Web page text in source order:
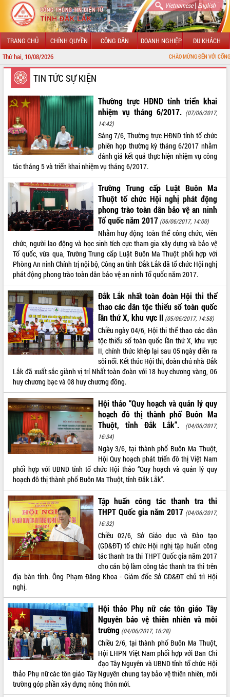
Vietnamese| English
TRANG CHỦ CHÍNH QUYỀN CÔNG DÂN DOANH NGHIỆP DU KHÁCH
Thứ hai, 10/08/2026 CHÀO MỪNG ĐẾN VỚI CỔNG THÔNG TIN ĐIỆN TỬ
GIỚI THIỆU
LÃNH ĐẠO UBND TỈNH
TIN TỨC SỰ KIỆN
SỞ, BAN, NGÀNH
THÔNG TIN CHỈ ĐẠO ĐIỀU HÀNH
HỆ THỐNG VĂN BẢN
VĂN BẢN HĐND TỈNH
ĐIỂM TIN VĂN BẢN
QUY HOẠCH - KẾ HOẠCH
VIDEO
Trailer Lễ hội Sầu riêng Đắk Lắk năm
2026
Khám bệnh, cấp phát thuốc miễn phí
và tặng quà người dân xã Cư Pui
Hội nghị UBND tỉnh Đắk Lắk thường kỳ
tháng 7/2026
Lễ truy tặng danh hiệu “Bà Mẹ Việt
Nam Anh hùng” và trao Huân chương
UBND tỉnh Đắk Lắk triển khai nhiệm
vụ 6 tháng cuối năm 2026
ALBUM ẢNH
TIN TỨC SỰ KIỆN
Thường trực HĐND tỉnh triển khai
nhiệm vụ tháng 6/2017. (07/06/2017,
14:42)
Sáng 7/6, Thường trực HĐND tỉnh tổ chức
phiên họp thường kỳ tháng 6/2017 nhằm
đánh giá kết quả thực hiện nhiệm vụ công
tác tháng 5 và triển khai nhiệm vụ tháng 6/2017.
Trường Trung cấp Luật Buôn Ma
Thuột tổ chức Hội nghị phát động
phong trào toàn dân bảo vệ an ninh
Tổ quốc năm 2017 (06/06/2017, 14:00)
Nhằm huy động toàn thể công chức, viên
chức, người lao động và học sinh tích cực tham gia xây dựng và bảo vệ
Tổ quốc, vừa qua, Trường Trung cấp Luật Buôn Ma Thuột phối hợp với
Phòng An ninh Chính trị nội bộ, Công an tỉnh Đắk Lắk đã tổ chức Hội nghị
phát động phong trào toàn dân bảo vệ an ninh Tổ quốc năm 2017.
Đắk Lắk nhất toàn đoàn Hội thi thể
thao các dân tộc thiểu số toàn quốc
lần thứ X, khu vực II (05/06/2017, 14:58)
Chiều ngày 04/6, Hội thi thể thao các dân
tộc thiểu số toàn quốc lần thứ X, khu vực
II, chính thức khép lại sau 05 ngày diễn ra
sôi nổi. Kết thúc Hội thi, đoàn chủ nhà Đắk
Lắk đã xuất sắc giành vị trí Nhất toàn đoàn với 18 huy chương vàng, 06
huy chương bạc và 08 huy chương đồng.
Hội thảo “Quy hoạch và quản lý quy
hoạch đô thị thành phố Buôn Ma
Thuột, tỉnh Đắk Lắk”.
(04/06/2017,
16:34)
Ngày 3/6, tại thành phố Buôn Ma Thuột,
Hội Quy hoạch phát triển đô thị Việt Nam
phối hợp với UBND tỉnh tổ chức Hội thảo “Quy hoạch và quản lý quy
hoạch đô thị thành phố Buôn Ma Thuột, tỉnh Đắk Lắk”.
Tập huấn công tác thanh tra thi
THPT Quốc gia năm 2017 (04/06/2017,
16:32)
Chiều 02/6, Sở Giáo dục và Đào tạo
(GD&ĐT) tổ chức Hội nghị tập huấn công
tác thanh tra thi THPT Quốc gia năm 2017
cho cán bộ làm công tác thanh tra thi trên
địa bàn tỉnh. Ông Phạm Đăng Khoa - Giám đốc Sở GD&ĐT chủ trì Hội
nghị.
Hội thảo Phụ nữ các tôn giáo Tây
Nguyên bảo vệ thiên nhiên và môi
trường (04/06/2017, 16:28)
Chiều 2/6, tại thành phố Buôn Ma Thuột,
Hội LHPN Việt Nam phối hợp với Ban Chỉ
đạo Tây Nguyên và UBND tỉnh tổ chức Hội
thảo Phụ nữ các tôn giáo Tây Nguyên chung tay bảo vệ thiên nhiên, môi
trường góp phần xây dựng nông thôn mới.